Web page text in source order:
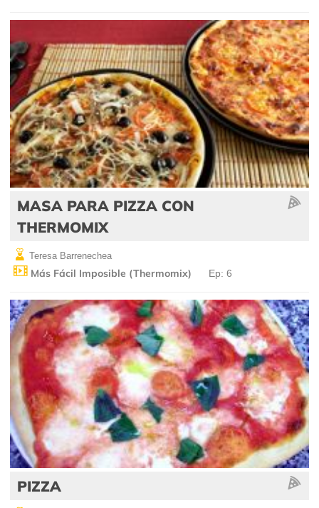
MASA PARA PIZZA CON
THERMOMIX
Teresa Barrenechea
Más Fácil Imposible (Thermomix) Ep: 6
PIZZA